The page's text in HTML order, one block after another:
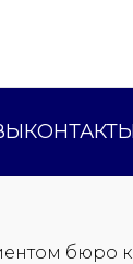
КОНТАКТЫ
бюро